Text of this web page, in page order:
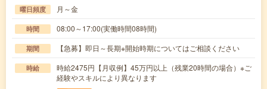
曜日頻度 月～金
時間 08:00～17:00(実働時間08時間)
期間 【急募】即日～長期※開始時期についてはご相談ください
時給
時給2475円【月収例】45万円以上（残業20時間の場合）※ご
経験やスキルにより異なります